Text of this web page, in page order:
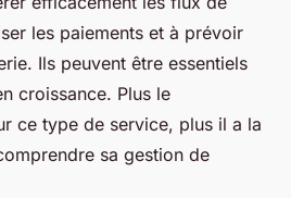
les paiements et à prévoir
Ils peuvent être essentiels
croissance. Plus le
ce type de service, plus il a la
sa gestion de